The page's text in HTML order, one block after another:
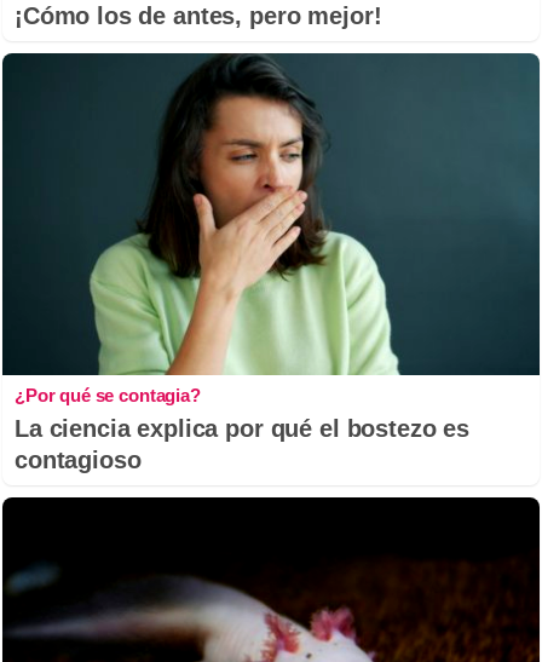
¡Cómo los de antes, pero mejor!
¿Por qué se contagia?
La ciencia explica por qué el bostezo es
contagioso